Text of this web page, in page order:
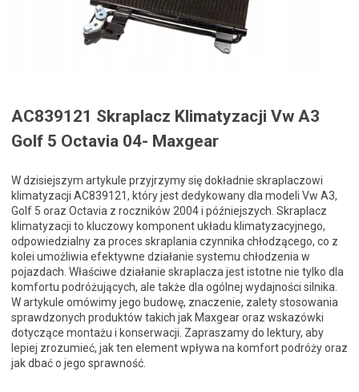
AC839121 Skraplacz Klimatyzacji Vw A3
Golf 5 Octavia 04- Maxgear
W dzisiejszym artykule przyjrzymy się dokładnie skraplaczowi
klimatyzacji AC839121, który jest dedykowany dla modeli Vw A3,
Golf 5 oraz Octavia z roczników 2004 i późniejszych. Skraplacz
klimatyzacji to kluczowy komponent układu klimatyzacyjnego,
odpowiedzialny za proces skraplania czynnika chłodzącego, co z
kolei umożliwia efektywne działanie systemu chłodzenia w
pojazdach. Właściwe działanie skraplacza jest istotne nie tylko dla
komfortu podróżujących, ale także dla ogólnej wydajności silnika.
W artykule omówimy jego budowę, znaczenie, zalety stosowania
sprawdzonych produktów takich jak Maxgear oraz wskazówki
dotyczące montażu i konserwacji. Zapraszamy do lektury, aby
lepiej zrozumieć, jak ten element wpływa na komfort podróży oraz
jak dbać o jego sprawność.